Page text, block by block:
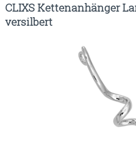
CLIXS Kettenanhänger
versilbert